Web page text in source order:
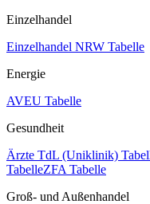
Einzelhandel
Einzelhandel NRW Tabelle
Energie
AVEU Tabelle
Gesundheit
Ärzte TdL (Uniklinik)
TabelleZFA Tabelle
Groß- und Außenhandel